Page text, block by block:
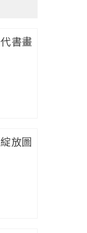
書畫
放圖